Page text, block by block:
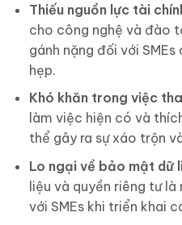
Thiếu nguồn lực tài
cho công nghệ và đào
gánh nặng đối với
hẹp.
Khó khăn trong việc
làm việc hiện có và
thể gây ra sự xáo trộn
Lo ngại về bảo mật dữ
liệu và quyền riêng tư
với SMEs khi triển khai